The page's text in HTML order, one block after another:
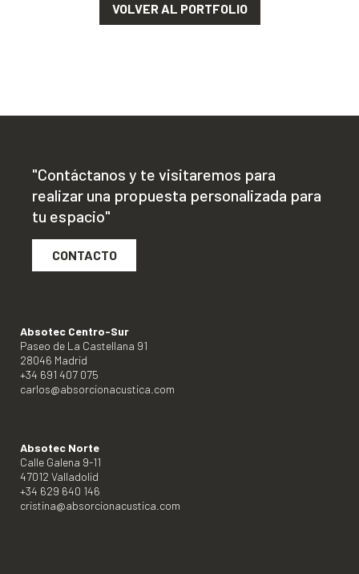
VOLVER AL PORTFOLIO
"Contáctanos y te visitaremos para
realizar una propuesta personalizada para
tu espacio"
CONTACTO
Absotec Centro-Sur
Paseo de La Castellana 91
28046 Madrid
+34 691 407 075
carlos@absorcionacustica.com
Absotec Norte
Calle Galena 9-11
47012 Valladolid
+34 629 640 146
cristina@absorcionacustica.com